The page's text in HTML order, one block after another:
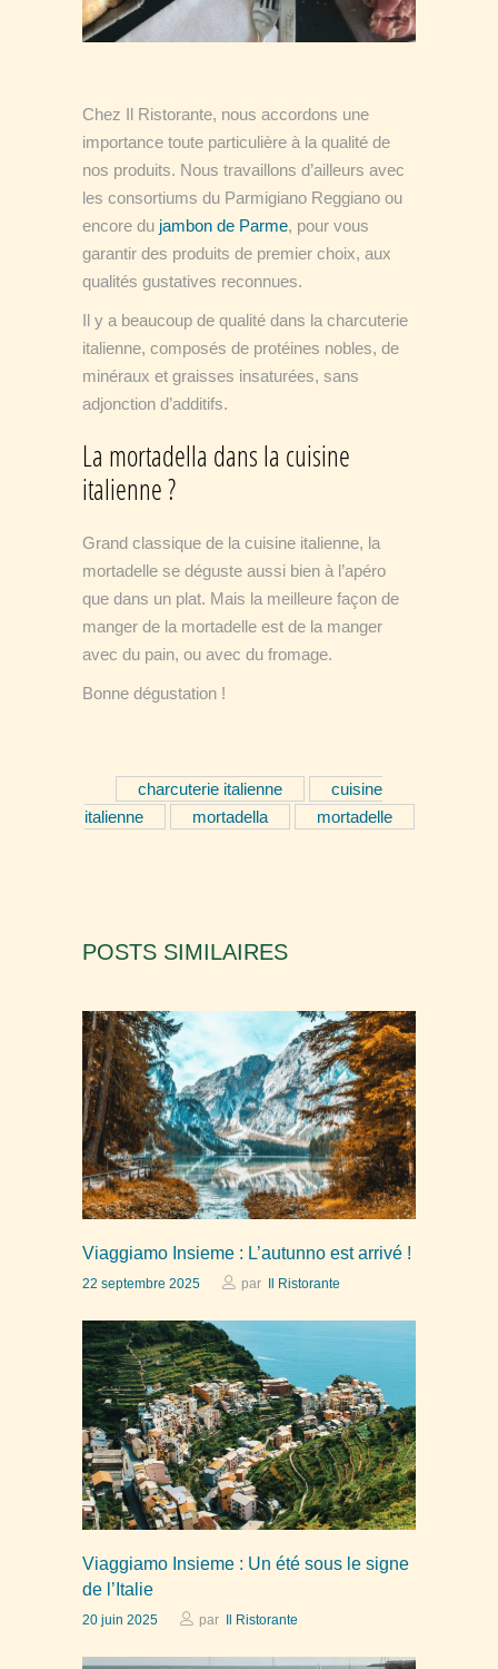
Chez Il Ristorante, nous accordons une
importance toute particulière à la qualité de
nos produits. Nous travaillons d’ailleurs avec
les consortiums du Parmigiano Reggiano ou
encore du jambon de Parme, pour vous
garantir des produits de premier choix, aux
qualités gustatives reconnues.
Il y a beaucoup de qualité dans la charcuterie
italienne, composés de protéines nobles, de
minéraux et graisses insaturées, sans
adjonction d’additifs.
La mortadella dans la cuisine
italienne ?
Grand classique de la cuisine italienne, la
mortadelle se déguste aussi bien à l’apéro
que dans un plat. Mais la meilleure façon de
manger de la mortadelle est de la manger
avec du pain, ou avec du fromage.
Bonne dégustation !
charcuterie italienne
cuisine
italienne
mortadella mortadelle
POSTS SIMILAIRES
Viaggiamo Insieme : L’autunno est arrivé !
22 septembre 2025 par Il Ristorante
Viaggiamo Insieme : Un été sous le signe
de l’Italie
20 juin 2025 par Il Ristorante